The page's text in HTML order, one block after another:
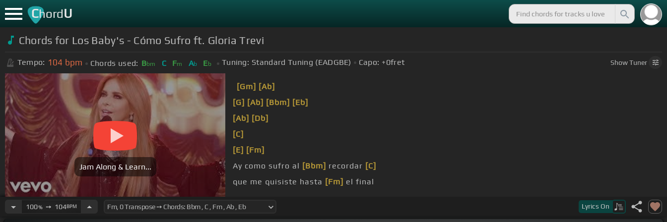
ChordU
Chords for Los Baby's - Cómo Sufro ft. Gloria Trevi
Tempo: 104 bpm Chords used: Bbm C Fm Ab Eb Tuning: Standard Tuning (EADGBE) Capo: +0fret ShowTuner
Jam Along & Learn...
[Gm] [Ab]
[G] [Ab] [Bbm] [Eb]
[Ab] [Db]
[C]
[E] [Fm]
Ay como sufro al [Bbm] recordar [C]
que me quisiste hasta [Fm] el final
100%➙ 104BPM Lyrics On